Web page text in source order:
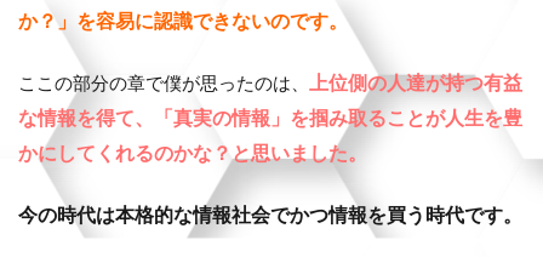
か？」を容易に認識できないのです。
ここの部分の章で僕が思ったのは、
上位側の人達が持つ有益
な情報を得て、「真実の情報」を掴み取ることが人生を豊
かにしてくれるのかな？と思いました。
今の時代は本格的な情報社会でかつ情報を買う時代です。